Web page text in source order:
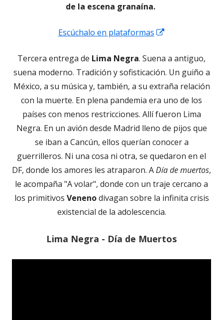
de la escena granaína.
Escúchalo en plataformas
una
ventana
nueva
Tercera entrega de Lima Negra. Suena a antiguo,
suena moderno. Tradición y sofisticación. Un guiño a
México, a su música y, también, a su extraña relación
con la muerte. En plena pandemia era uno de los
países con menos restricciones. Allí fueron Lima
Negra. En un avión desde Madrid lleno de pijos que
se iban a Cancún, ellos querían conocer a
guerrilleros. Ni una cosa ni otra, se quedaron en el
DF, donde los amores les atraparon. ADía de muertos,
le acompaña "A volar", donde con un traje cercano a
los primitivos Venenodivagan sobre la infinita crisis
existencial de la adolescencia.
Lima Negra - Día de Muertos